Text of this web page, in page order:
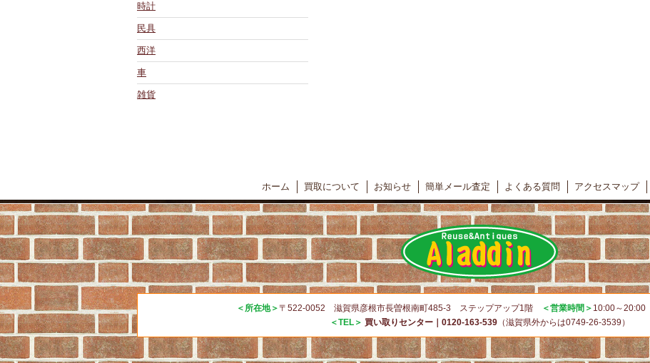
時計
民具
西洋
車
雑貨
ホーム 買取について お知らせ 簡単メール査定 よくある質問 アクセスマップ
＜所在地＞〒522-0052 滋賀県彦根市長曽根南町485-3 ステップアップ1階 ＜営業時間＞ 10:00～20:00
＜TEL＞ 買い取りセンター｜0120-163-539（滋賀県外からは0749-26-3539）